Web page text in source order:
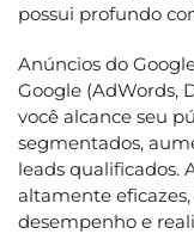
possui profundo
Anúncios do
Google (AdWords,
você alcance seu
segmentados,
leads qualificados.
altamente
desempenho e